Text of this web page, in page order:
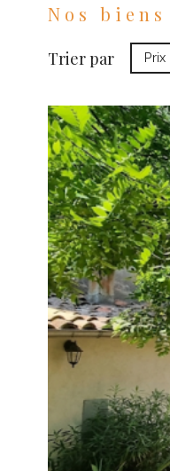
Nos
Trier par Prix